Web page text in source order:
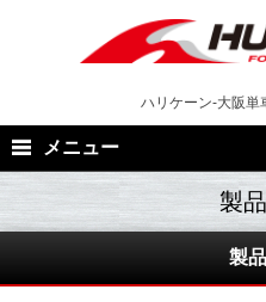
ハリケーン-大阪単
メニュー
製